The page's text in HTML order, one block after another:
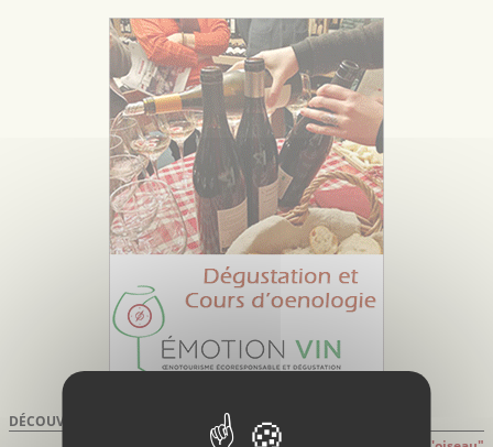
DÉCOUVRIR À PROXIMITÉ DE
LATTES